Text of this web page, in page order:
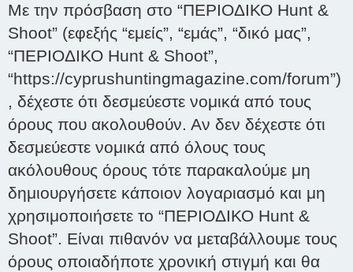
Με την πρόσβαση στο “ΠΕΡΙΟΔΙΚΟ Hunt &
Shoot” (εφεξής “εμείς”, “εμάς”, “δικό μας”,
“ΠΕΡΙΟΔΙΚΟ Hunt & Shoot”,
“https://cyprushuntingmagazine.com/forum”)
, δέχεστε ότι δεσμεύεστε νομικά από τους
όρους που ακολουθούν. Αν δεν δέχεστε ότι
δεσμεύεστε νομικά από όλους τους
ακόλουθους όρους τότε παρακαλούμε μη
δημιουργήσετε κάποιον λογαριασμό και μη
χρησιμοποιήσετε το “ΠΕΡΙΟΔΙΚΟ Hunt &
Shoot”. Είναι πιθανόν να μεταβάλλουμε τους
όρους οποιαδήποτε χρονική στιγμή και θα